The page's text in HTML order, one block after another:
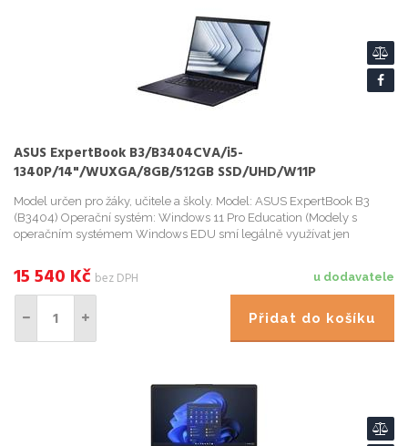
ASUS ExpertBook B3/B3404CVA/i5-
1340P/14"/WUXGA/8GB/512GB SSD/UHD/W11P
EDU/Black/2R
Model určen pro žáky, učitele a školy. Model: ASUS ExpertBook B3
(B3404) Operační systém: Windows 11 Pro Education (Modely s
operačním systémem Windows EDU smí legálně využívat jen
u dodavatele
15 540 Kč bez DPH
Přidat do košíku